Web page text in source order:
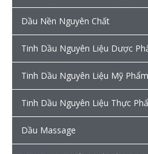
Dầu Nền Nguyên Chất
Tinh Dầu Nguyên Liệu Dược
Tinh Dầu Nguyên Liệu Mỹ Phẩm
Tinh Dầu Nguyên Liệu Thực
Dầu Massage